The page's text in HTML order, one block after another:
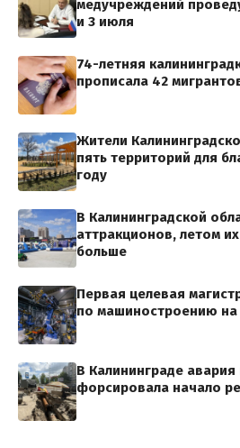
медучреждений
и 3 июля
74-летняя
прописала 42
Жители
пять территорий для
году
В Калининградской
аттракционов, летом
больше
Первая целевая
по машиностроению на
В Калининграде авария
форсировала начало